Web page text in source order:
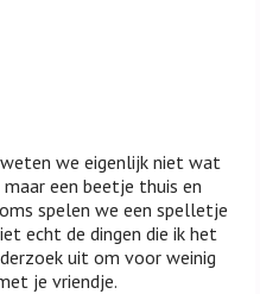
we eigenlijk niet wat
een beetje thuis en
spelen we een spelletje
echt de dingen die ik het
uit om voor weinig
je vriendje.